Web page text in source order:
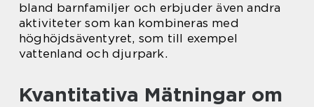
bland barnfamiljer och erbjuder även andra
aktiviteter som kan kombineras med
höghöjdsäventyret, som till exempel
vattenland och djurpark.
Kvantitativa Mätningar om